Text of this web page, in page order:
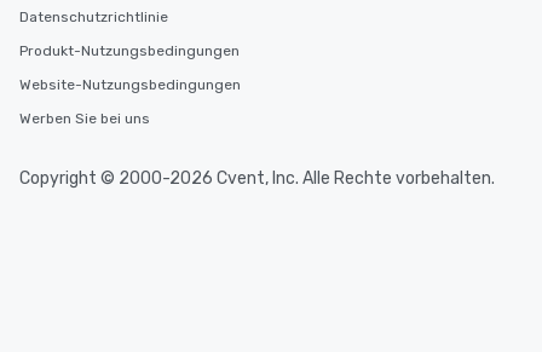
Datenschutzrichtlinie
Produkt-Nutzungsbedingungen
Website-Nutzungsbedingungen
Werben Sie bei uns
Copyright © 2000-2026 Cvent, Inc. Alle Rechte vorbehalten.